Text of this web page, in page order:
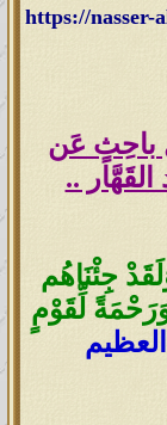
https://nasser-
باحِثٍ عَن
..
جِئْنَاهُم
لِّقَوْمٍ